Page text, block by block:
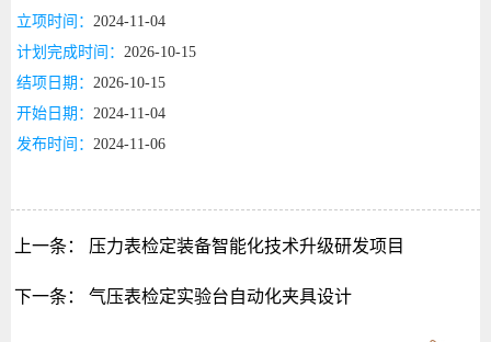
立项时间： 2024-11-04
计划完成时间： 2026-10-15
结项日期： 2026-10-15
开始日期： 2024-11-04
发布时间： 2024-11-06
上一条： 压力表检定装备智能化技术升级研发项目
下一条： 气压表检定实验台自动化夹具设计